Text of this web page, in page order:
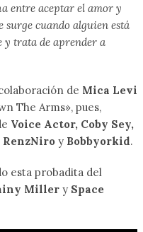
entre aceptar el amor y
surge cuando alguien está
y trata de aprender a
de Mica Levi
The Arms», pues,
Voice Actor, Coby Sey,
RenzNiroy Bobbyorkid.
esta probadita del
Millery Space